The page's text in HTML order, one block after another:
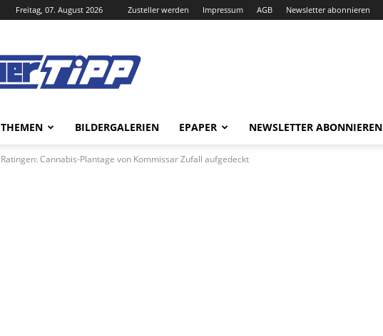
Freitag, 07. August 2026 Zusteller werden Impressum AGB Newsletter abonnieren
Tipp
Online
THEMEN BILDERGALERIEN EPAPER NEWSLETTER ABONNIEREN
Ratingen: Cannabis-Plantage von Kommissar Zufall aufgedeckt